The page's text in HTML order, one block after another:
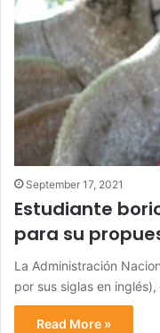
September 17, 2021
Estudiante
para su
La Administración
por sus siglas en
Read More »